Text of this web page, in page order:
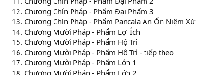
Chương Chín Pháp - Phẩm Đại Phẩm 3
Chương Chín Pháp - Phẩm Pancala An Ổn Niệm Xứ
Chương Mười Pháp - Phẩm Lợi Ích
Chương Mười Pháp - Phẩm Hộ Trì
Chương Mười Pháp - Phẩm Hộ Trì - tiếp theo
Chương Mười Pháp - Phẩm Lớn 1
Chương Mười Pháp - Phẩm Lớn 2